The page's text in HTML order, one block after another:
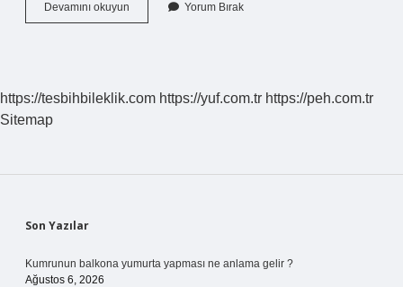
Devamını okuyun
Nedir
Yorum Bırak
https://tesbihbileklik.com https://yuf.com.tr https://peh.com.tr
Sitemap
Sidebar
Son Yazılar
Kumrunun balkona yumurta yapması ne anlama gelir ?
Ağustos 6, 2026